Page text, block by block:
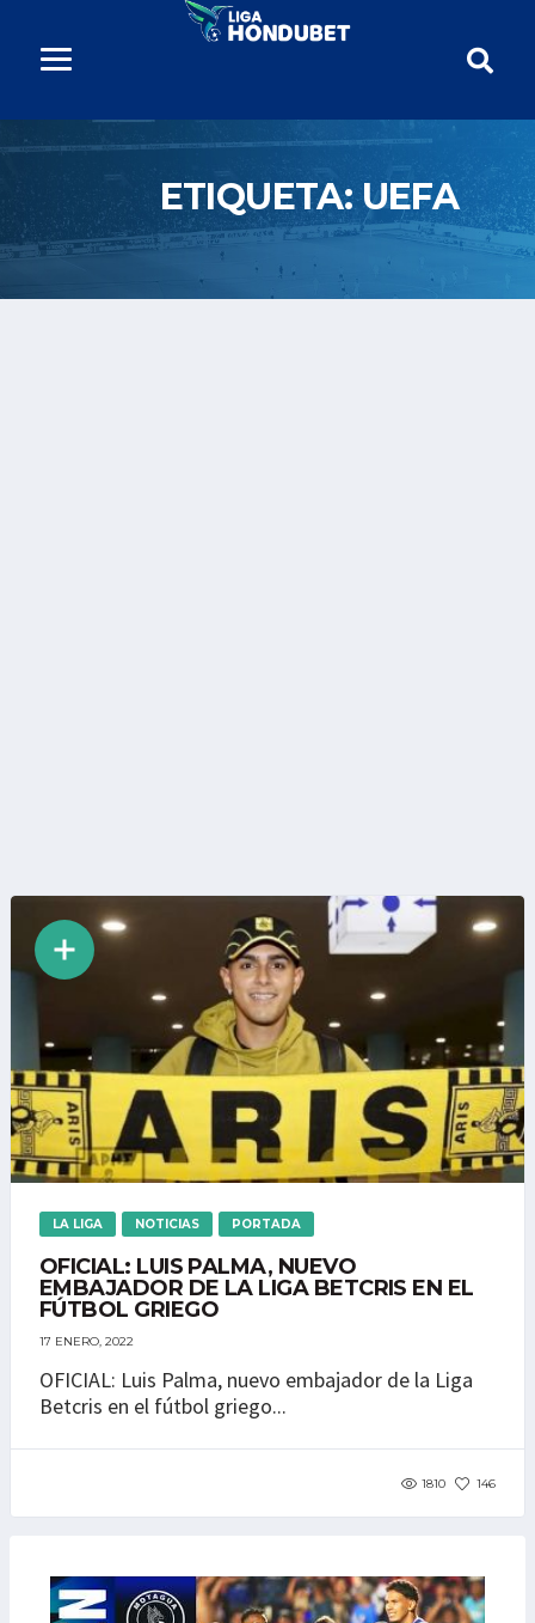
ETIQUETA:UEFA
LA LIGA NOTICIAS PORTADA
OFICIAL: LUIS PALMA, NUEVO
EMBAJADOR DE LA LIGA BETCRIS EN EL
FÚTBOL GRIEGO
17 ENERO, 2022
OFICIAL: Luis Palma, nuevo embajador de la Liga
Betcris en el fútbol griego...
1810 146